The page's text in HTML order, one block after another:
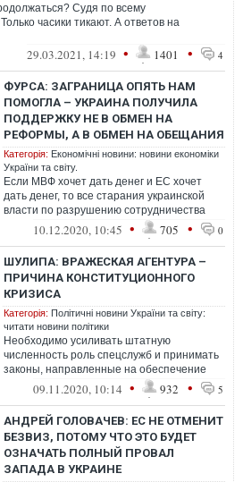
Судя по всему
часики тикают. А ответов на
29.03.2021, 14:19 • 1401 • 4
ФУРСА: ЗАГРАНИЦА ОПЯТЬ НАМ
ПОМОГЛА – УКРАИНА ПОЛУЧИЛА
ПОДДЕРЖКУ НЕ В ОБМЕН НА
РЕФОРМЫ, А В ОБМЕН НА ОБЕЩАНИЯ
Категорія: Економічні новини: новини економіки
України та світу.
Если МВФ хочет дать денег и ЕС хочет
дать денег, то все старания украинской
власти по разрушению сотрудничества
напрасны10.12.2020, 10:45 • 705 • 0
ШУЛИПА: ВРАЖЕСКАЯ АГЕНТУРА –
ПРИЧИНА КОНСТИТУЦИОННОГО
КРИЗИСА
Категорія: Політичні новини України та світу:
читати новини політики
Необходимо усиливать штатную
численность роль спецслужб и принимать
законы, направленные на обеспечение
политического суверенитета до тех пор,
09.11.2020, 10:14 • 932 • 5
АНДРЕЙ ГОЛОВАЧЕВ: ЕС НЕ ОТМЕНИТ
БЕЗВИЗ, ПОТОМУ ЧТО ЭТО БУДЕТ
ОЗНАЧАТЬ ПОЛНЫЙ ПРОВАЛ
ЗАПАДА В УКРАИНЕ